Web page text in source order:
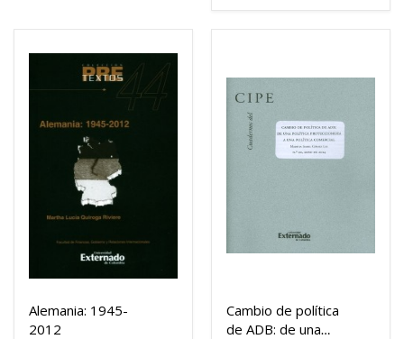
Alemania: 1945-
2012
Cambio de política
de ADB: de una